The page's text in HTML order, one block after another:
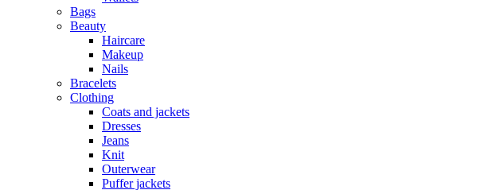
Bags
Beauty
Haircare
Makeup
Nails
Bracelets
Clothing
Coats and jackets
Dresses
Jeans
Knit
Outerwear
Puffer jackets